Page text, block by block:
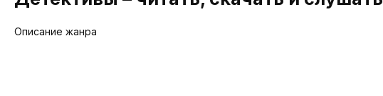
Описание жанра